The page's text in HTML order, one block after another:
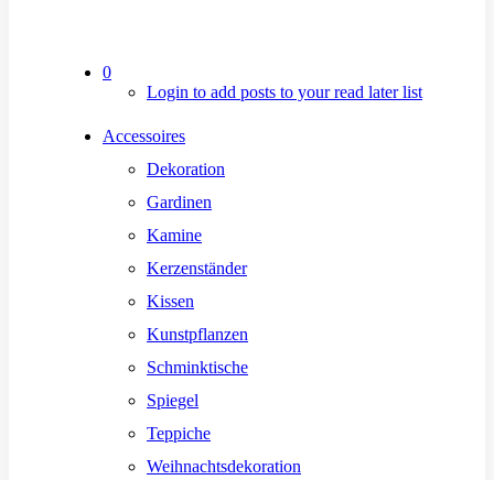
0
Login to add posts to your read later list
Accessoires
Dekoration
Gardinen
Kamine
Kerzenständer
Kissen
Kunstpflanzen
Schminktische
Spiegel
Teppiche
Weihnachtsdekoration